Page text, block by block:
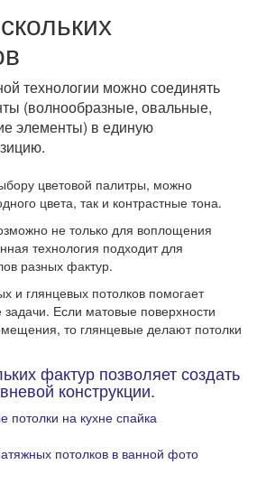
технологии можно соединять
(волнообразные, овальные,
элементы) в единую
цветовой палитры, можно
цвета, так и контрастные тона.
не только для воплощения
технология подходит для
разных фактур.
и глянцевых потолков помогает
Если матовые поверхности
то глянцевые делают потолки
фактур позволяет создать
конструкции.